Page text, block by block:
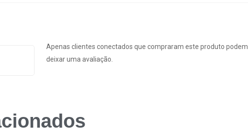
Apenas clientes conectados que compraram este produto podem
deixar uma avaliação.